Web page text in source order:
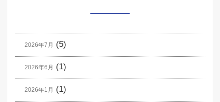
2026年7月 (5)
2026年6月 (1)
2026年1月 (1)